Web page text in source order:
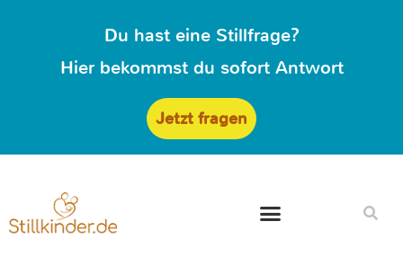
Du hast eine Stillfrage?
Hier bekommst du sofort Antwort
Jetzt fragen